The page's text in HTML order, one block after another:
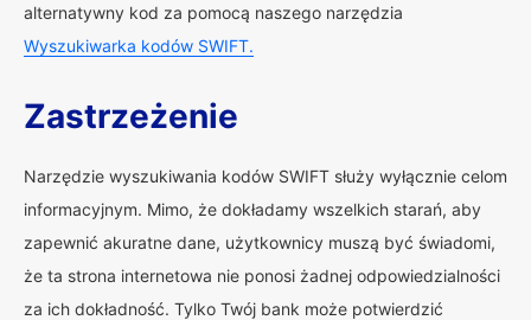
alternatywny kod za pomocą naszego narzędzia
Wyszukiwarka kodów SWIFT.
Zastrzeżenie
Narzędzie wyszukiwania kodów SWIFT służy wyłącznie celom
informacyjnym. Mimo, że dokładamy wszelkich starań, aby
zapewnić akuratne dane, użytkownicy muszą być świadomi,
że ta strona internetowa nie ponosi żadnej odpowiedzialności
za ich dokładność. Tylko Twój bank może potwierdzić